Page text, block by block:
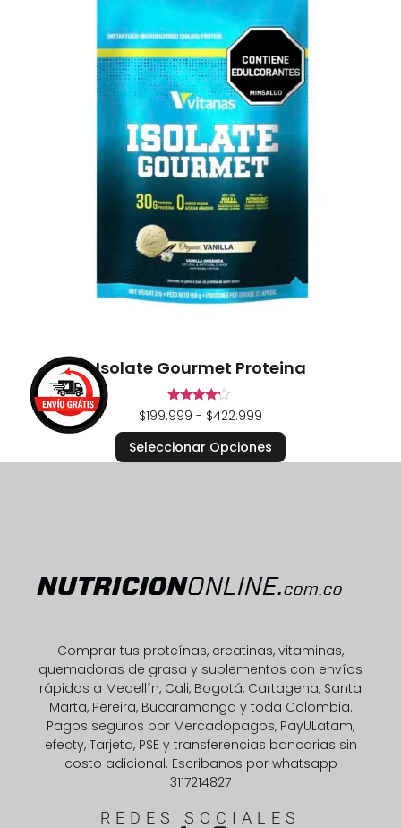
Isolate Gourmet Proteina
Valorado
en
4.00
de 5
$199.999 - $422.999
Seleccionar Opciones
Comprar tus proteínas, creatinas, vitaminas,
quemadoras de grasa y suplementos con envíos
rápidos a Medellín, Cali, Bogotá, Cartagena, Santa
Marta, Pereira, Bucaramanga y toda Colombia.
Pagos seguros por Mercadopagos, PayULatam,
efecty, Tarjeta, PSE y transferencias bancarias sin
costo adicional. Escribanos por whatsapp
3117214827
REDES SOCIALES